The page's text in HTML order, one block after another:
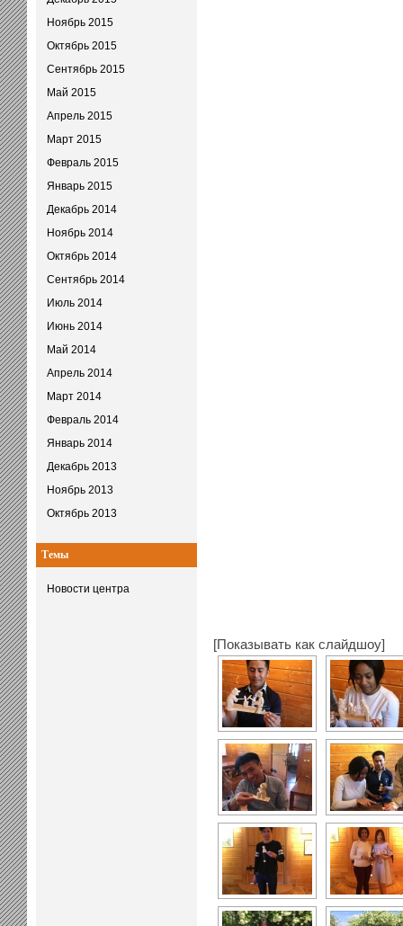
Ноябрь 2015
Октябрь 2015
Сентябрь 2015
Май 2015
Апрель 2015
Март 2015
Февраль 2015
Январь 2015
Декабрь 2014
Ноябрь 2014
Октябрь 2014
Сентябрь 2014
Июль 2014
Июнь 2014
Май 2014
Апрель 2014
Март 2014
Февраль 2014
Январь 2014
Декабрь 2013
Ноябрь 2013
Октябрь 2013
Темы
Новости центра
[Показывать как слайдшоу]